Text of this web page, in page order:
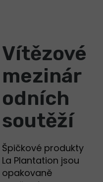
Vítězové
mezinár
odních
soutěží
Špičkové produkty
La Plantation jsou
opakovaně